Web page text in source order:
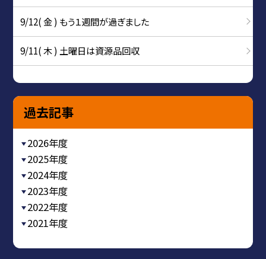
9/12( 金 ) もう１週間が過ぎました
9/11( 木 ) 土曜日は資源品回収
過去記事
2026年度
2025年度
2024年度
2023年度
2022年度
2021年度